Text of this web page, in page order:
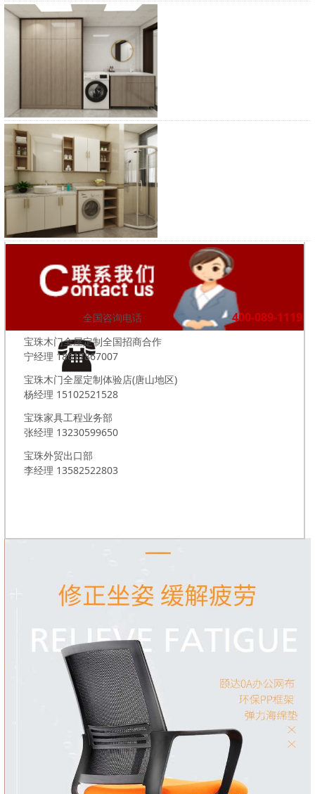
全国咨询电话 400-089-1119
宝珠木门全屋定制全国招商合作
宁经理 18617867007
宝珠木门全屋定制体验店(唐山地区)
杨经理 15102521528
宝珠家具工程业务部
张经理 13230599650
宝珠外贸出口部
李经理 13582522803